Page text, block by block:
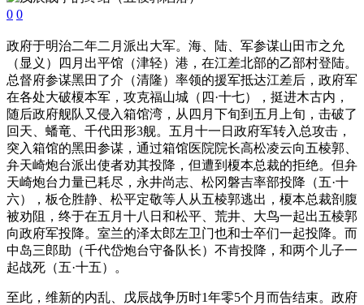
0 0
政府于明治二年二月派出大军。海、陆、军参谋山田市之允
（显义）四月出平馆（津轻）港，在江差北部的乙部村登陆。
总督府参谋黑田了介（清隆）率领的援军抵达江差后，政府军
在各处大破榎本军，攻克福山城（四·十七），挺进木古内，
随后政府舰队又侵入箱馆湾，从四月下旬到五月上旬，击破了
回天、蟠竜、千代田形3舰。五月十一日政府军转入总攻击，
突入箱馆的黑田参谋，通过箱馆医院院长高松凌云向五棱郭、
弁天崎炮台派出使者劝其投降，但遭到榎本总裁的拒绝。但弁
天崎炮台力量已耗尽，永井尚志、松冈磐吉率部投降（五·十
六），板仓胜静、松平定敬等人从五棱郭逃出，榎本总裁剖腹
被劝阻，终于在五月十八日和松平、荒井、大鸟一起出五棱郭
向政府军投降。室兰的泽太郎左卫门也和士卒们一起投降。而
中岛三郎助（千代岱炮台守备队长）不肯投降，和两个儿子一
起战死（五·十五）。
至此，维新的内乱、戊辰战争历时1年零5个月而告结束。政府